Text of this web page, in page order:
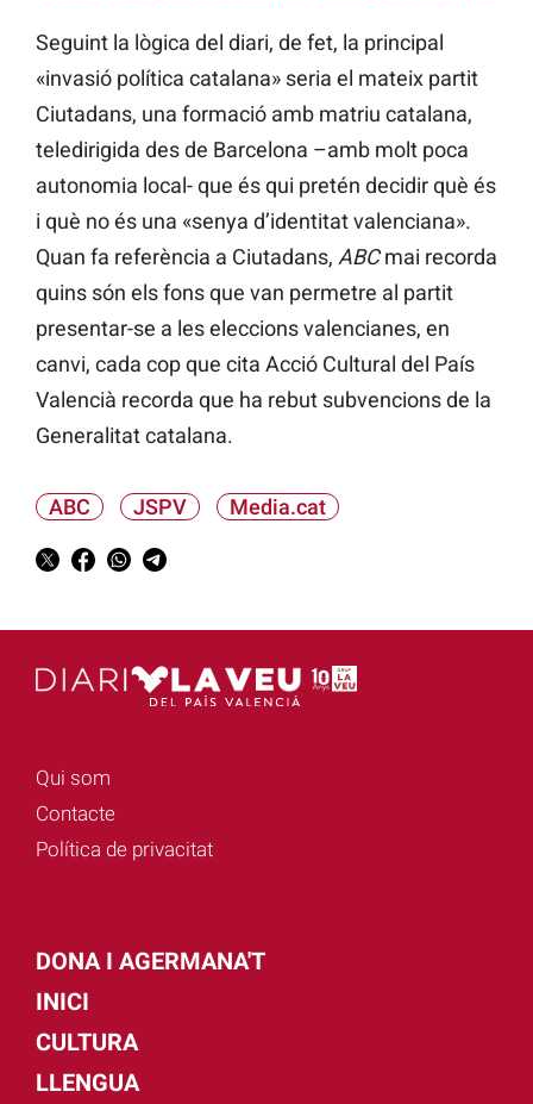
Seguint la lògica del diari, de fet, la principal
«invasió política catalana» seria el mateix partit
Ciutadans, una formació amb matriu catalana,
teledirigida des de Barcelona –amb molt poca
autonomia local- que és qui pretén decidir què és
i què no és una «senya d’identitat valenciana».
Quan fa referència a Ciutadans, ABCmai recorda
quins són els fons que van permetre al partit
presentar-se a les eleccions valencianes, en
canvi, cada cop que cita Acció Cultural del País
Valencià recorda que ha rebut subvencions de la
Generalitat catalana.
ABC JSPV Media.cat
Qui som
Contacte
Política de privacitat
DONA I AGERMANA'T
INICI
CULTURA
LLENGUA